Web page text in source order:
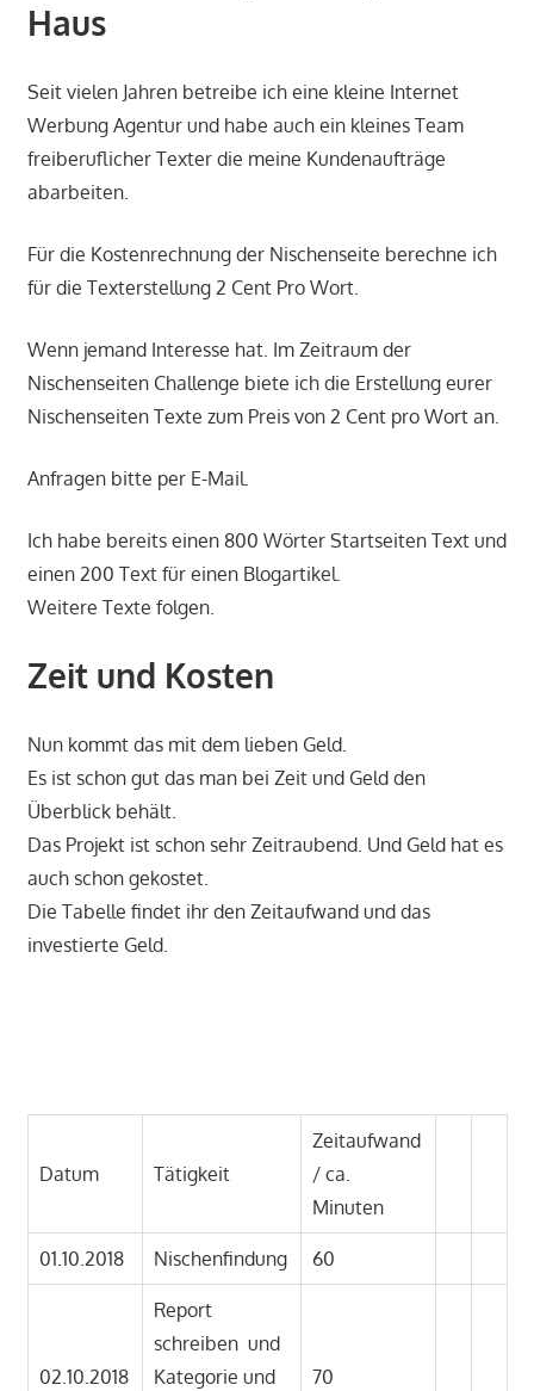
Haus
Seit vielen Jahren betreibe ich eine kleine Internet
Werbung Agentur und habe auch ein kleines Team
freiberuflicher Texter die meine Kundenaufträge
abarbeiten.
Für die Kostenrechnung der Nischenseite berechne ich
für die Texterstellung 2 Cent Pro Wort.
Wenn jemand Interesse hat. Im Zeitraum der
Nischenseiten Challenge biete ich die Erstellung eurer
Nischenseiten Texte zum Preis von 2 Cent pro Wort an.
Anfragen bitte per E-Mail.
Ich habe bereits einen 800 Wörter Startseiten Text und
einen 200 Text für einen Blogartikel.
Weitere Texte folgen.
Zeit und Kosten
Nun kommt das mit dem lieben Geld.
Es ist schon gut das man bei Zeit und Geld den
Überblick behält.
Das Projekt ist schon sehr Zeitraubend. Und Geld hat es
auch schon gekostet.
Die Tabelle findet ihr den Zeitaufwand und das
investierte Geld.
Datum Tätigkeit
Zeitaufwand
/ ca.
Minuten
01.10.2018 Nischenfindung 60
02.10.2018
Report
schreiben und
Kategorie und
70